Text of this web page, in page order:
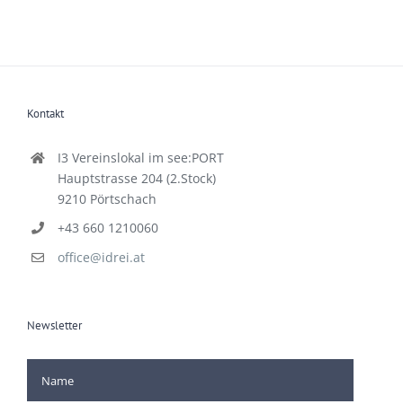
I3 Vereinslokal im see:PORT
Hauptstrasse 204 (2.Stock)
9210 Pörtschach
office@idrei.at